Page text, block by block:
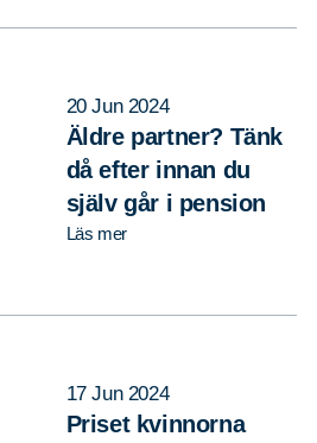
20 Jun 2024
Äldre partner? Tänk
då efter innan du
själv går i pension
Läs mer
17 Jun 2024
Priset kvinnorna